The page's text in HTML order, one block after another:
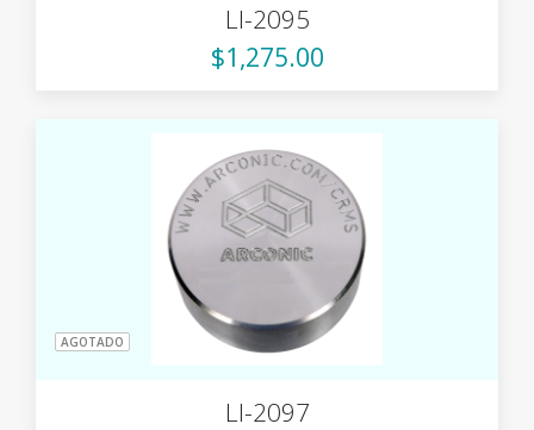
LI-2095
$1,275.00
AGOTADO
LI-2097